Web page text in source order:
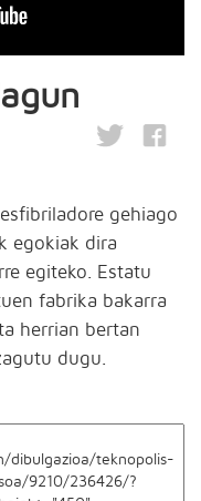
gehiago
egokiak dira
egiteko. Estatu
fabrika bakarra
herrian bertan
dugu.